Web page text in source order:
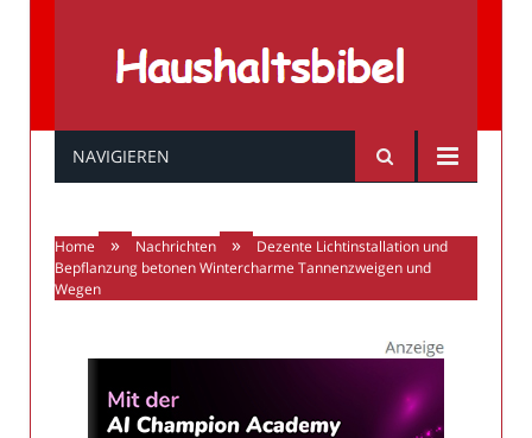
Haushaltsbibel
NAVIGIEREN
Home » Nachrichten »
Dezente Lichtinstallation und
Bepflanzung betonen Wintercharme Tannenzweigen und
Wegen